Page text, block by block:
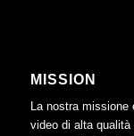
MISSION
La nostra missione
video di alta